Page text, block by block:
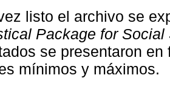
listo el archivo se
Package for Social
se presentaron
mínimos y máximos.